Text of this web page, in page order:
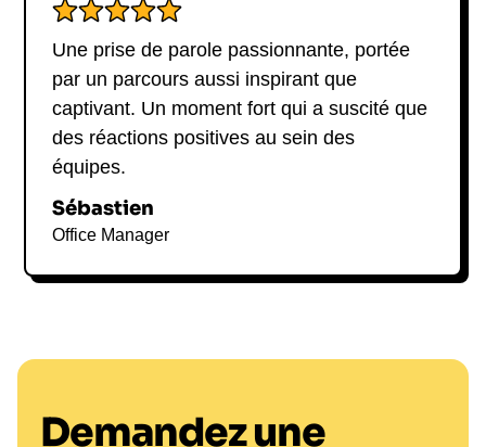
Une prise de parole passionnante, portée
par un parcours aussi inspirant que
captivant. Un moment fort qui a suscité que
des réactions positives au sein des
équipes.
Sébastien
Office Manager
Demandez une